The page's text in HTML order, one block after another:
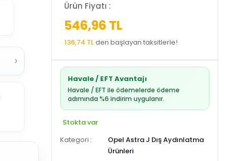
›
Ürün Fiyatı :
546,96 TL
136,74 TLden başlayan taksitlerle!
Havale / EFT Avantajı
Havale / EFT ile ödemelerde ödeme
adımında %6 indirim uygulanır.
Stokta var
Kategori
Opel Astra J Dış Aydınlatma
Ürünleri